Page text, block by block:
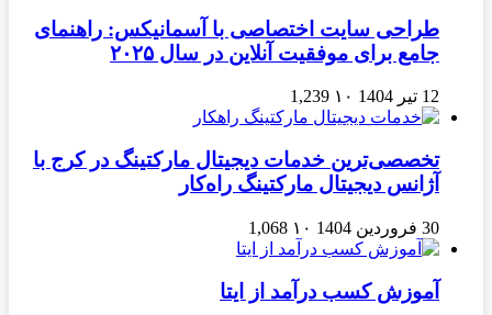
طراحی سایت اختصاصی با آسمانیکس: راهنمای
جامع برای موفقیت آنلاین در سال ۲۰۲۵
12 تیر 1404 ۱۰ 1,239
تخصصی‌ترین خدمات دیجیتال مارکتینگ در کرج با
آژانس دیجیتال مارکتینگ راه‌کار
30 فروردین 1404 ۱۰ 1,068
آموزش کسب درآمد از ایتا